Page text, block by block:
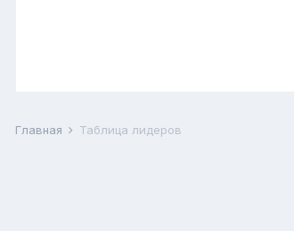
Главная Таблица лидеров